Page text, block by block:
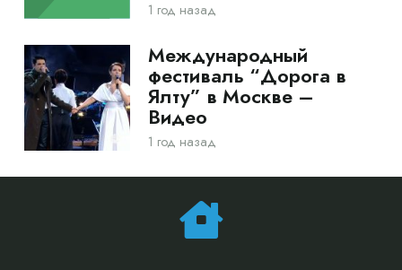
1 год назад
Международный
фестиваль “Дорога в
Ялту” в Москве –
Видео
1 год назад